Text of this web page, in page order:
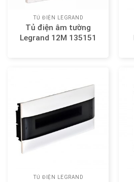
TỦ ĐIỆN LEGRAND
Tủ điện âm tường
Legrand 12M 135151
TỦ ĐIỆN LEGRAND